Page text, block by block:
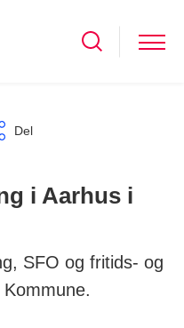
Del
i Aarhus i
SFO og fritids- og